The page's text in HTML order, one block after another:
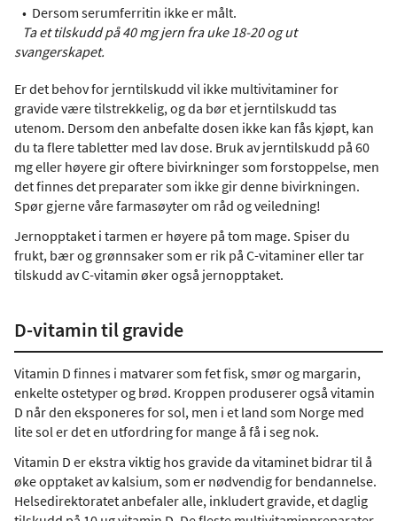
• Dersom serumferritin ikke er målt.
Ta et tilskudd på 40 mg jern fra uke 18-20 og ut
svangerskapet.
Er det behov for jerntilskudd vil ikke multivitaminer for
gravide være tilstrekkelig, og da bør et jerntilskudd tas
utenom. Dersom den anbefalte dosen ikke kan fås kjøpt, kan
du ta flere tabletter med lav dose. Bruk av jerntilskudd på 60
mg eller høyere gir oftere bivirkninger som forstoppelse, men
det finnes det preparater som ikke gir denne bivirkningen.
Spør gjerne våre farmasøyter om råd og veiledning!
Jernopptaket i tarmen er høyere på tom mage. Spiser du
frukt, bær og grønnsaker som er rik på C-vitaminer eller tar
tilskudd av C-vitamin øker også jernopptaket.
D-vitamin til gravide
Vitamin D finnes i matvarer som fet fisk, smør og margarin,
enkelte ostetyper og brød. Kroppen produserer også vitamin
D når den eksponeres for sol, men i et land som Norge med
lite sol er det en utfordring for mange å få i seg nok.
Vitamin D er ekstra viktig hos gravide da vitaminet bidrar til å
øke opptaket av kalsium, som er nødvendig for bendannelse.
Helsedirektoratet anbefaler alle, inkludert gravide, et daglig